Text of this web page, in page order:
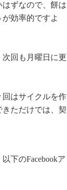
ずなので、餅は
効率的ですよ
次回も月曜日に更
はサイクルを作
ただけでは、契
下のFacebookア